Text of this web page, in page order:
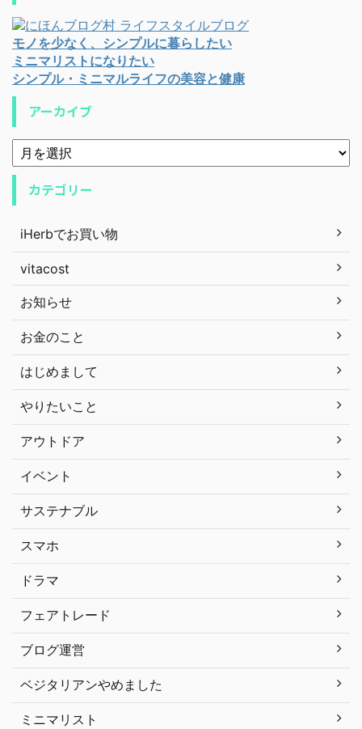
モノを少なく、シンプルに暮らしたい
ミニマリストになりたい
シンプル・ミニマルライフの美容と健康
アーカイブ
カテゴリー
iHerbでお買い物
vitacost
お知らせ
お金のこと
はじめまして
やりたいこと
アウトドア
イベント
サステナブル
スマホ
ドラマ
フェアトレード
ブログ運営
ベジタリアンやめました
ミニマリスト